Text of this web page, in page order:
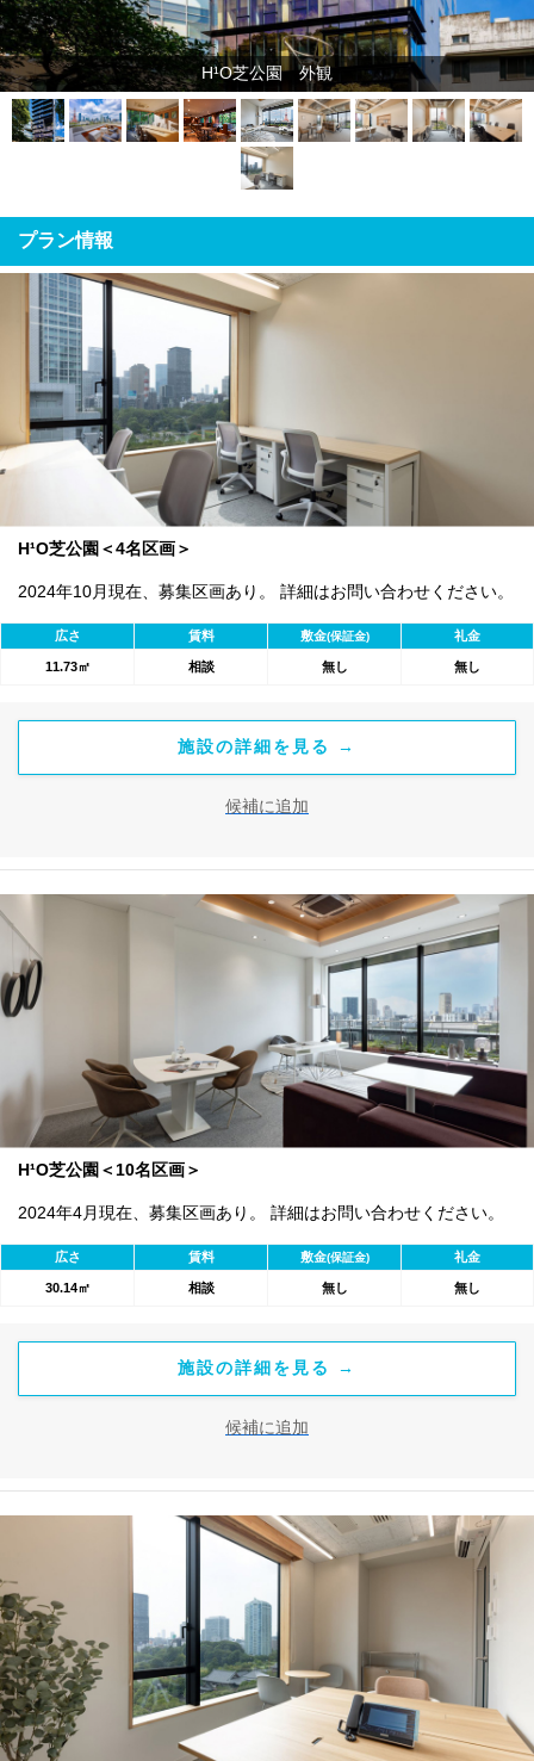
H¹O芝公園 外観
プラン情報
H¹O芝公園＜4名区画＞
2024年10月現在、募集区画あり。 詳細はお問い合わせください。
広さ 賃料 敷金(保証金) 礼金
11.73㎡ 相談 無し 無し
施設の詳細を見る →
候補に追加
H¹O芝公園＜10名区画＞
2024年4月現在、募集区画あり。 詳細はお問い合わせください。
広さ 賃料 敷金(保証金) 礼金
30.14㎡ 相談 無し 無し
施設の詳細を見る →
候補に追加